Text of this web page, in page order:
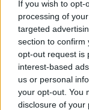
If you wish to
processing of
targeted
section to confirm
opt-out request is
interest-based
us or personal
your opt-out. You
disclosure of your
IMPRESE AL
Lo Stato
fornitori: 50
24/06/2017